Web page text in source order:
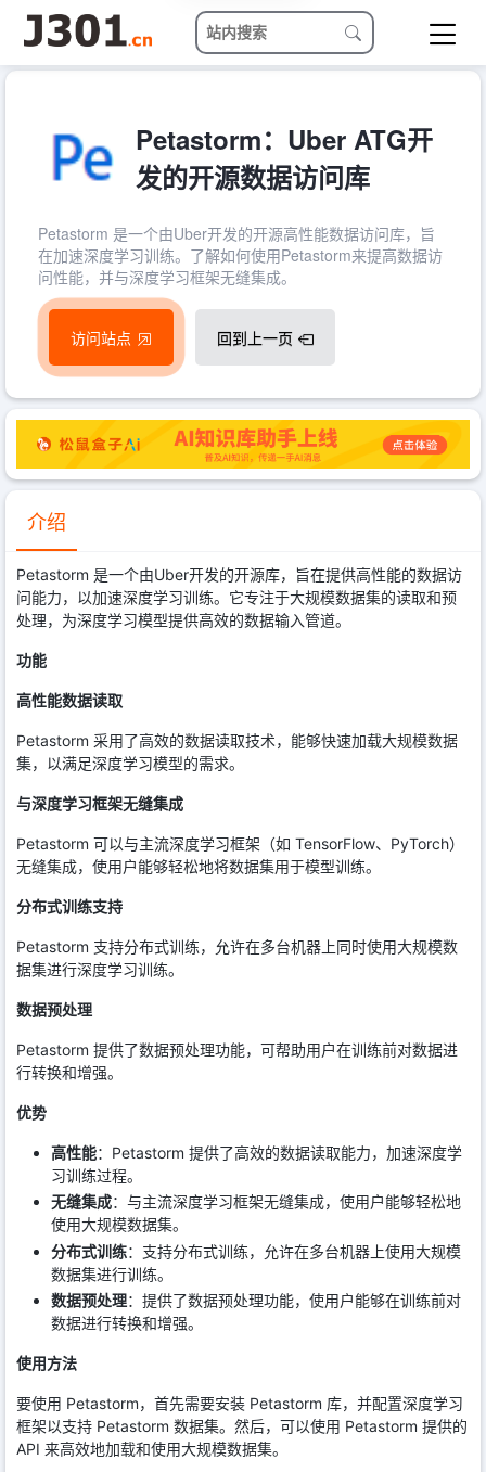
Petastorm：Uber ATG开
发的开源数据访问库
Petastorm 是一个由Uber开发的开源高性能数据访问库，旨
在加速深度学习训练。了解如何使用Petastorm来提高数据访
问性能，并与深度学习框架无缝集成。
访问站点 回到上一页
介绍
Petastorm 是一个由Uber开发的开源库，旨在提供高性能的数据访
问能力，以加速深度学习训练。它专注于大规模数据集的读取和预
处理，为深度学习模型提供高效的数据输入管道。
功能
高性能数据读取
Petastorm 采用了高效的数据读取技术，能够快速加载大规模数据
集，以满足深度学习模型的需求。
与深度学习框架无缝集成
Petastorm 可以与主流深度学习框架（如 TensorFlow、PyTorch）
无缝集成，使用户能够轻松地将数据集用于模型训练。
分布式训练支持
Petastorm 支持分布式训练，允许在多台机器上同时使用大规模数
据集进行深度学习训练。
数据预处理
Petastorm 提供了数据预处理功能，可帮助用户在训练前对数据进
行转换和增强。
优势
高性能：Petastorm 提供了高效的数据读取能力，加速深度学
习训练过程。
无缝集成：与主流深度学习框架无缝集成，使用户能够轻松地
使用大规模数据集。
分布式训练：支持分布式训练，允许在多台机器上使用大规模
数据集进行训练。
数据预处理：提供了数据预处理功能，使用户能够在训练前对
数据进行转换和增强。
使用方法
要使用 Petastorm，首先需要安装 Petastorm 库，并配置深度学习
框架以支持 Petastorm 数据集。然后，可以使用 Petastorm 提供的
API 来高效地加载和使用大规模数据集。